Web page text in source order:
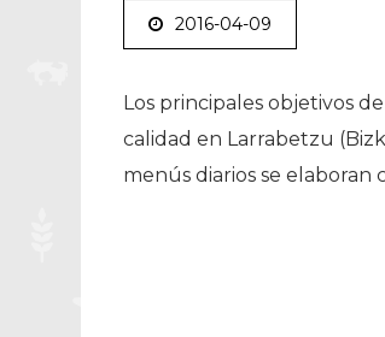
2016-04-09
Los principales objetivos
calidad en Larrabetzu
menús diarios se